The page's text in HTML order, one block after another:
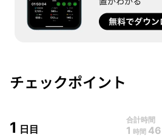
登山の安全はここから
現在地が分かるGPSアプリ
無料でダウンロード
チェックポイント
1 日目
合計時間
1 時間 46